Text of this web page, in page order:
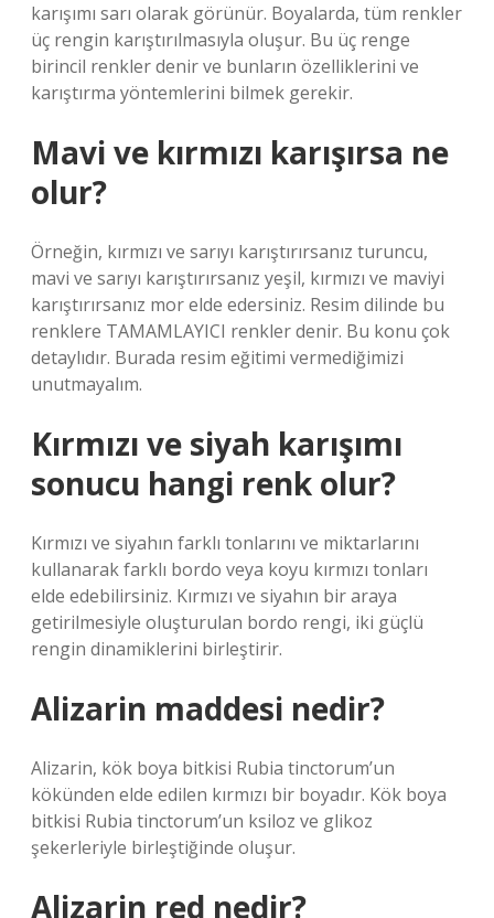
karışımı sarı olarak görünür. Boyalarda, tüm renkler
üç rengin karıştırılmasıyla oluşur. Bu üç renge
birincil renkler denir ve bunların özelliklerini ve
karıştırma yöntemlerini bilmek gerekir.
Mavi ve kırmızı karışırsa ne
olur?
Örneğin, kırmızı ve sarıyı karıştırırsanız turuncu,
mavi ve sarıyı karıştırırsanız yeşil, kırmızı ve maviyi
karıştırırsanız mor elde edersiniz. Resim dilinde bu
renklere TAMAMLAYICI renkler denir. Bu konu çok
detaylıdır. Burada resim eğitimi vermediğimizi
unutmayalım.
Kırmızı ve siyah karışımı
sonucu hangi renk olur?
Kırmızı ve siyahın farklı tonlarını ve miktarlarını
kullanarak farklı bordo veya koyu kırmızı tonları
elde edebilirsiniz. Kırmızı ve siyahın bir araya
getirilmesiyle oluşturulan bordo rengi, iki güçlü
rengin dinamiklerini birleştirir.
Alizarin maddesi nedir?
Alizarin, kök boya bitkisi Rubia tinctorum’un
kökünden elde edilen kırmızı bir boyadır. Kök boya
bitkisi Rubia tinctorum’un ksiloz ve glikoz
şekerleriyle birleştiğinde oluşur.
Alizarin red nedir?